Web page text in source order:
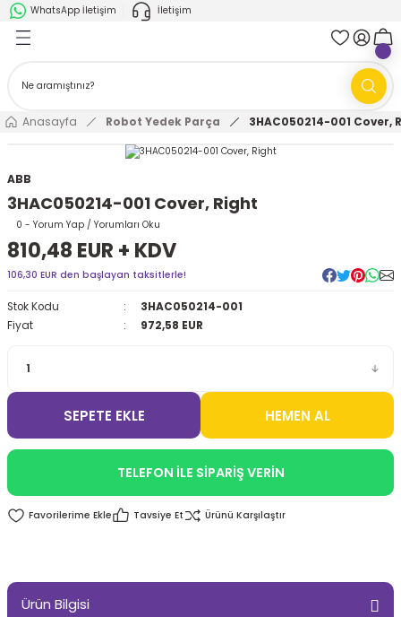
WhatsApp İletişim İletişim
Geri Dön
AMR'ler
Ark Kaynağı Robotları
Boya Robotları
Ark Kaynağı Robotları
Boya Robotları
Cobotlar
Geri Dön
Anasayfa Robot Yedek Parça 3HAC050214-001 Cover,
ABB
3HAC050214-001 Cover, Right
0 - Yorum Yap / Yorumları Oku
810,48 EUR + KDV
106,30 EUR den başlayan taksitlerle!
Stok Kodu
3HAC050214-001
Fiyat
972,58 EUR
SEPETE EKLE HEMEN AL
TELEFON İLE SİPARİŞ VERİN
Tavsiye Et Ürünü Karşılaştır
Ürün Bilgisi